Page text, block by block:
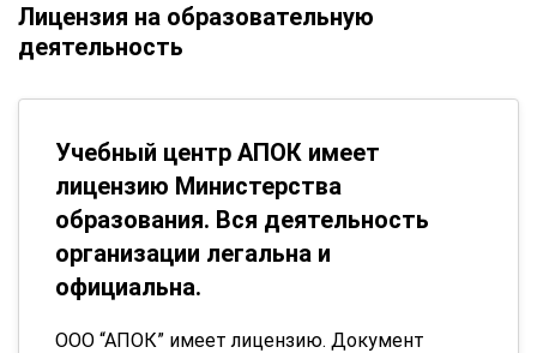
Лицензия на образовательную
деятельность
Учебный центр АПОК имеет
лицензию Министерства
образования. Вся деятельность
организации легальна и
официальна.
ООО “АПОК” имеет лицензию. Документ